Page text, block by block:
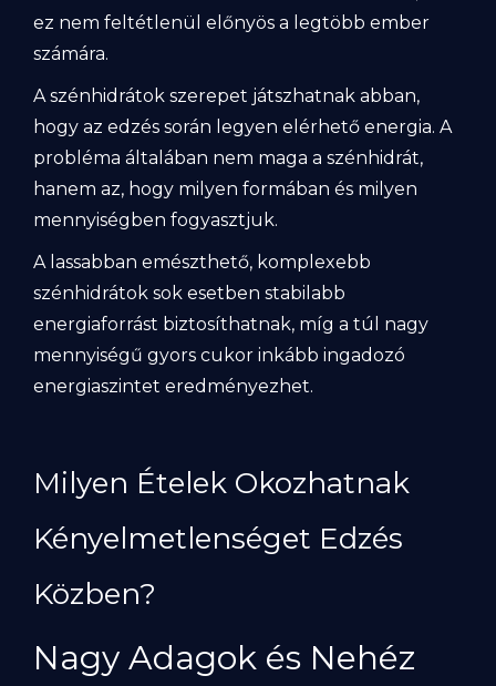
ez nem feltétlenül előnyös a legtöbb ember
számára.
A szénhidrátok szerepet játszhatnak abban,
hogy az edzés során legyen elérhető energia. A
probléma általában nem maga a szénhidrát,
hanem az, hogy milyen formában és milyen
mennyiségben fogyasztjuk.
A lassabban emészthető, komplexebb
szénhidrátok sok esetben stabilabb
energiaforrást biztosíthatnak, míg a túl nagy
mennyiségű gyors cukor inkább ingadozó
energiaszintet eredményezhet.
Milyen Ételek Okozhatnak
Kényelmetlenséget Edzés
Közben?
Nagy Adagok és Nehéz